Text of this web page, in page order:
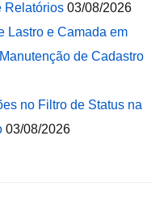
Relatórios 03/08/2026
Lastro e Camada em
de Cadastro
no Filtro de Status na
03/08/2026